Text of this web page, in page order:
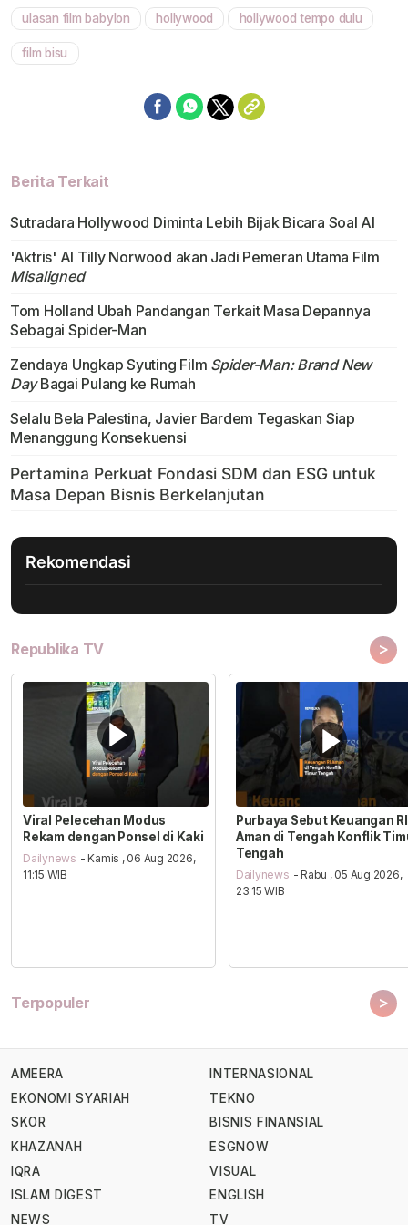
ulasan film babylon hollywood hollywood tempo dulu
film bisu
Berita Terkait
Sutradara Hollywood Diminta Lebih Bijak Bicara Soal Al
'Aktris' Al Tilly Norwood akan Jadi Pemeran Utama Film
Misaligned
Tom Holland Ubah Pandangan Terkait Masa Depannya
Sebagai Spider-Man
Zendaya Ungkap Syuting Film Spider-Man: Brand New
DayBagai Pulang ke Rumah
Selalu Bela Palestina, Javier Bardem Tegaskan Siap
Menanggung Konsekuensi
Rekomendasi
Republika TV >
Viral Pelecehan Modus
Rekam dengan Ponsel di Kaki
Dailynews - Kamis , 06 Aug 2026,
11:15 WIB
Purbaya Sebut Keuangan RI
Aman di Tengah Konflik
Tengah
Dailynews - Rabu , 05 Aug 2026,
23:15 WIB
Terpopuler >
AMEERA
EKONOMI SYARIAH
SKOR
KHAZANAH
IQRA
ISLAM DIGEST
NEWS
INTERNASIONAL
TEKNO
BISNIS FINANSIAL
ESGNOW
VISUAL
ENGLISH
TV